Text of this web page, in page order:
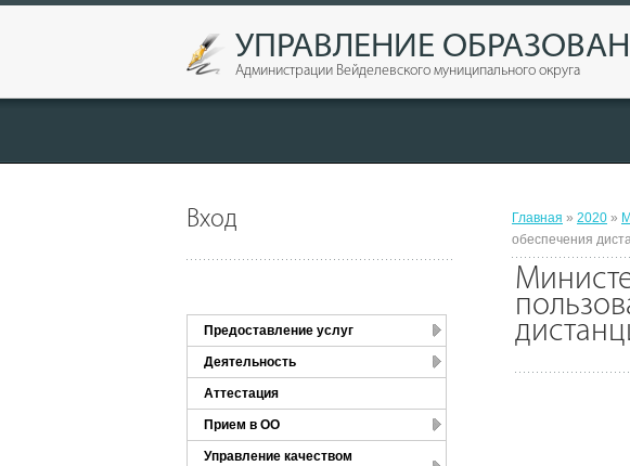
УПРАВЛЕНИЕ
Администрации Вейделевского муниципального округа
Главная » 2020 »
обеспечения
Вход
Предоставление услуг
Деятельность
Аттестация
Прием в ОО
Управление качеством